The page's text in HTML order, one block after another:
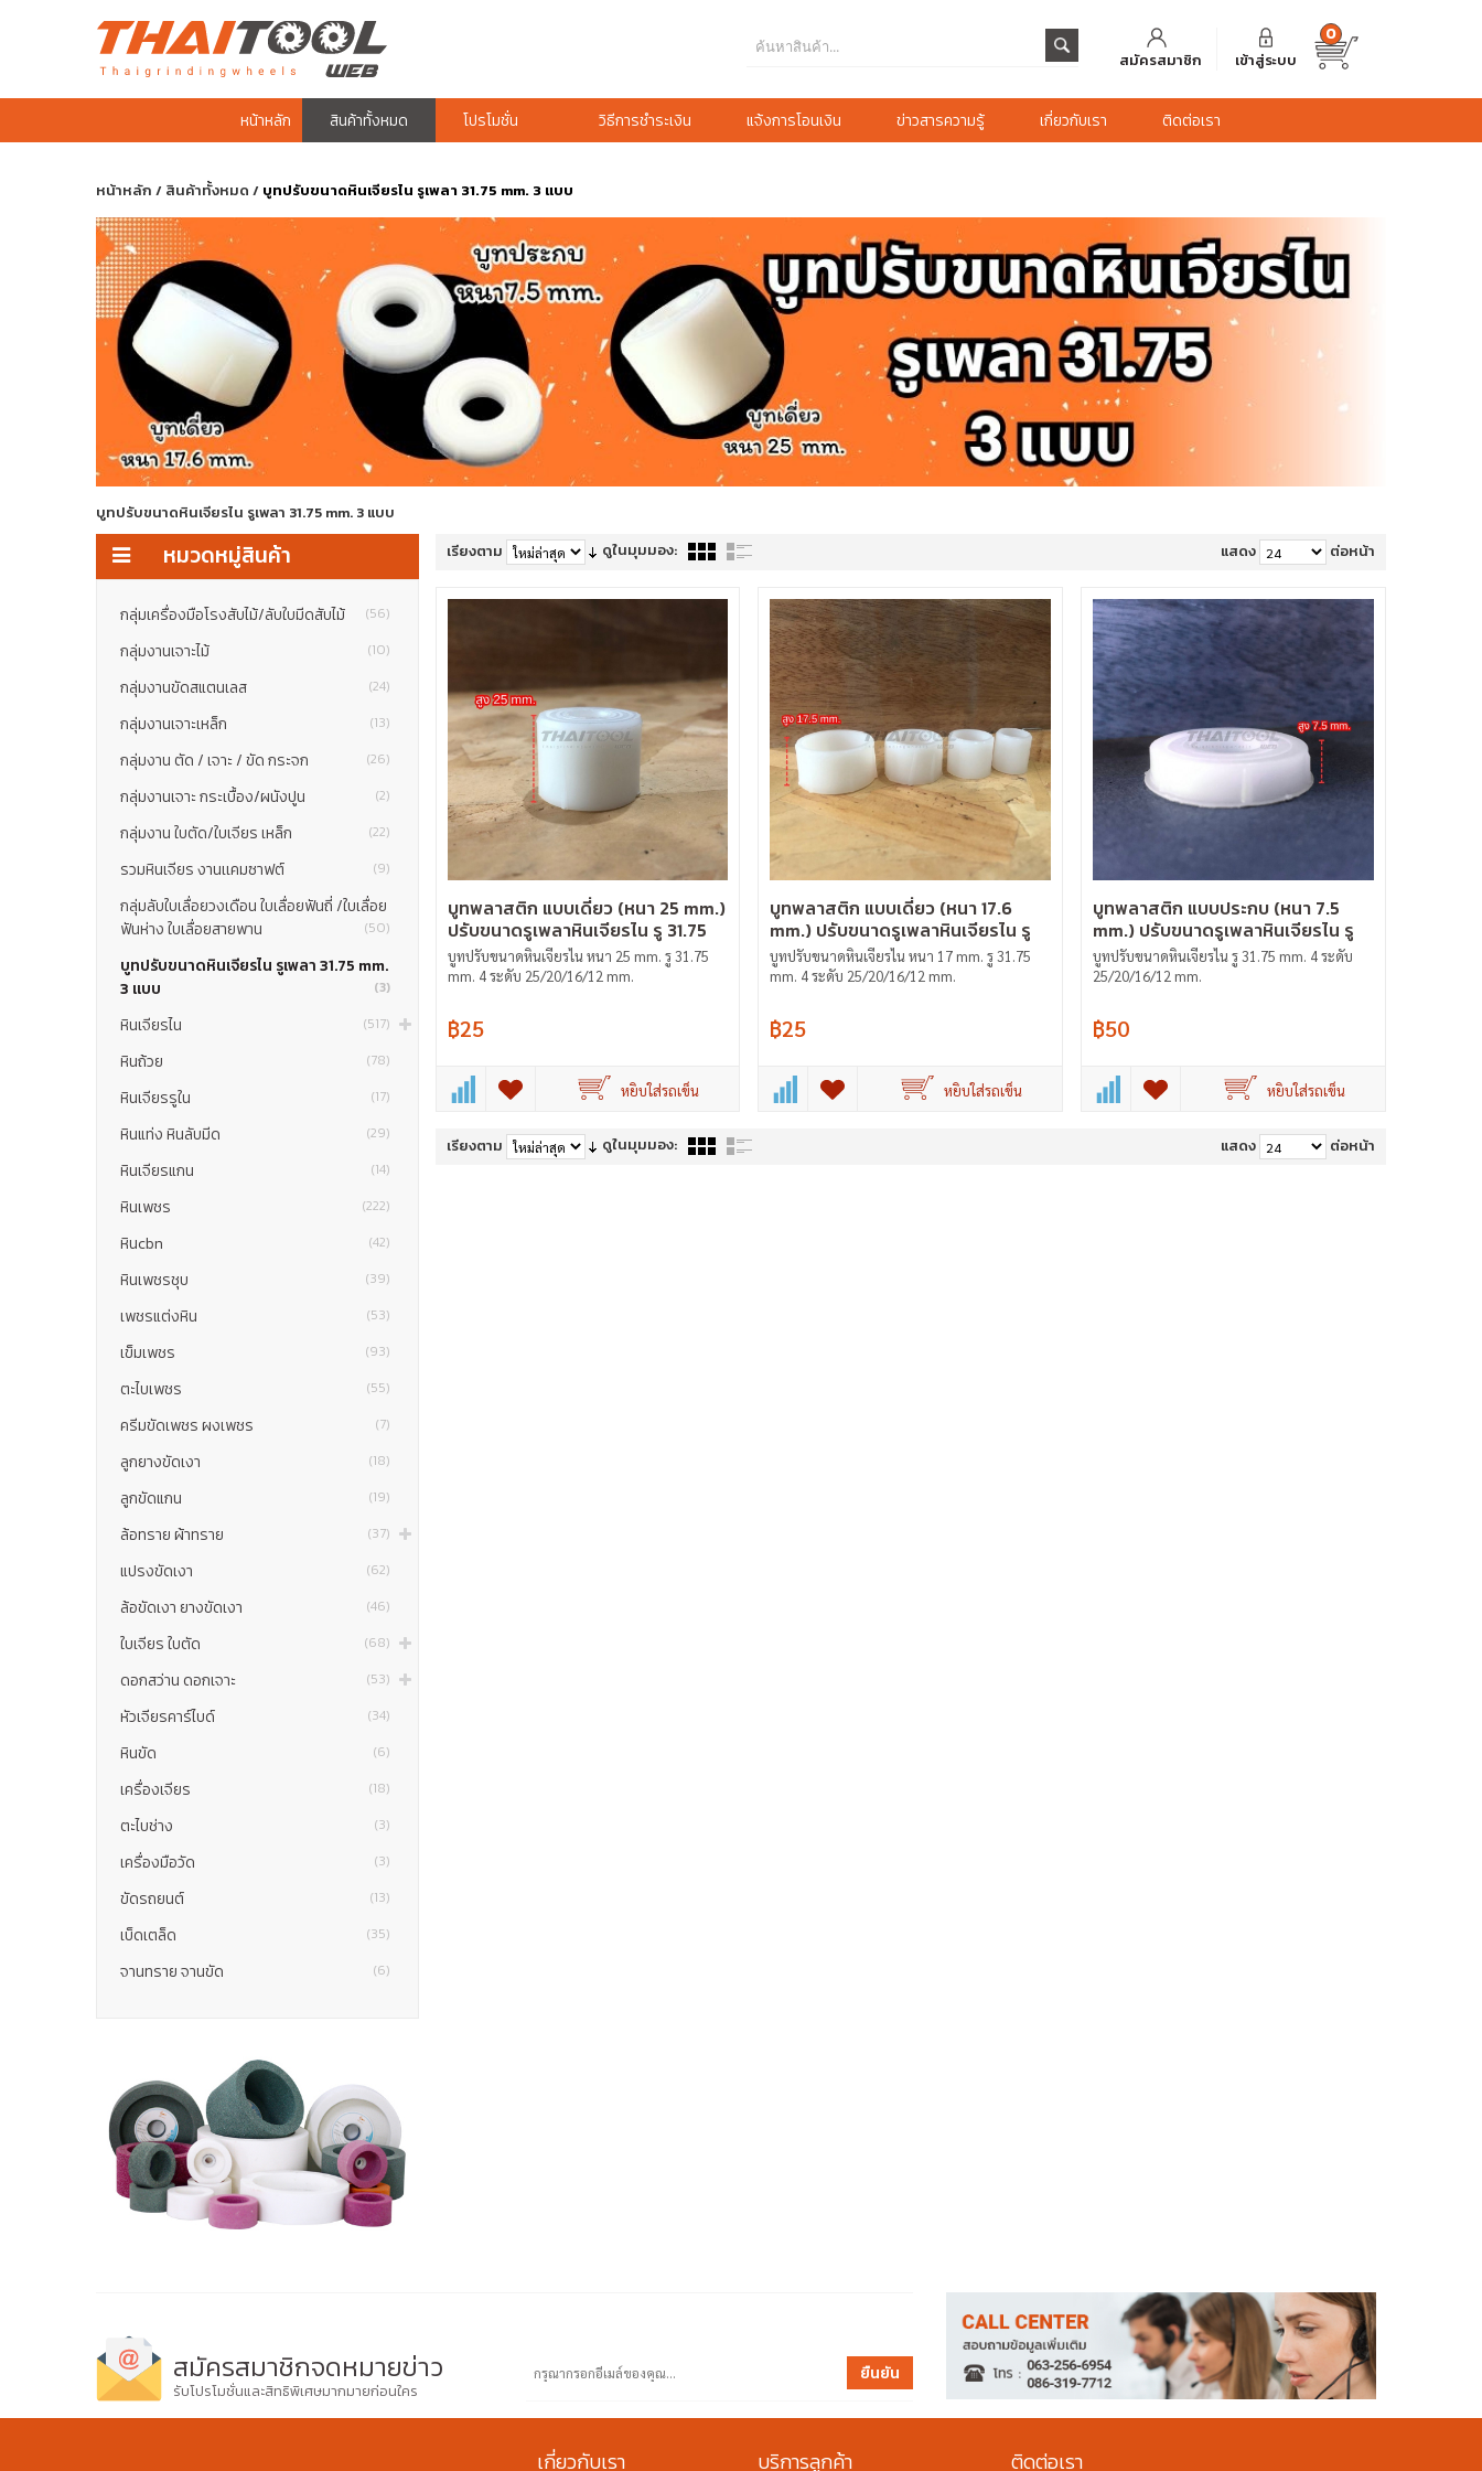
0
สมัครสมาชิก เข้าสู่ระบบ
หน้าหลัก สินค้าทั้งหมด โปรโมชั่น วิธีการชำระเงิน แจ้งการโอนเงิน ข่าวสารความรู้ เกี่ยวกับเรา ติดต่อเรา
หน้าหลัก / สินค้าทั้งหมด / บูทปรับขนาดหินเจียรไน รูเพลา 31.75 mm. 3 แบบ
บูทปรับขนาดหินเจียรไน รูเพลา 31.75 mm. 3 แบบ
หมวดหมู่สินค้า
กลุ่มเครื่องมือโรงสับไม้/ลับใบมีดสับไม้ (56)
กลุ่มงานเจาะไม้ (10)
กลุ่มงานขัดสแตนเลส (24)
กลุ่มงานเจาะเหล็ก (13)
กลุ่มงาน ตัด / เจาะ / ขัด กระจก (26)
กลุ่มงานเจาะ กระเบื้อง/ผนังปูน (2)
กลุ่มงาน ใบตัด/ใบเจียร เหล็ก (22)
รวมหินเจียร งานเเคมซาฟต์ (9)
กลุ่มลับใบเลื่อยวงเดือน ใบเลื่อยฟันถี่ /ใบเลื่อย
ฟันห่าง ใบเลื่อยสายพาน
(50)
บูทปรับขนาดหินเจียรไน รูเพลา 31.75 mm.
3 แบบ
(3)
หินเจียรไน (517)
หินถ้วย (78)
หินเจียรรูใน (17)
หินแท่ง หินลับมีด (29)
หินเจียรแกน (14)
หินเพชร (222)
หินcbn (42)
หินเพชรชุบ (39)
เพชรแต่งหิน (53)
เข็มเพชร (93)
ตะไบเพชร (55)
ครีมขัดเพชร ผงเพชร (7)
ลูกยางขัดเงา (18)
ลูกขัดแกน (19)
ล้อทราย ผ้าทราย (37)
แปรงขัดเงา (62)
ล้อขัดเงา ยางขัดเงา (46)
ใบเจียร ใบตัด (68)
ดอกสว่าน ดอกเจาะ (53)
หัวเจียรคาร์ไบด์ (34)
หินขัด (6)
เครื่องเจียร (18)
ตะไบช่าง (3)
เครื่องมือวัด (3)
ขัดรถยนต์ (13)
เบ็ดเตล็ด (35)
จานทราย จานขัด (6)
เรียงตาม ดูในมุมมอง: แสดง ต่อหน้า
บูทพลาสติก แบบเดี่ยว (หนา 25 mm.)
ปรับขนาดรูเพลาหินเจียรไน รู 31.75
mm.
บูทปรับขนาดหินเจียรไน หนา 25 mm. รู 31.75
mm. 4 ระดับ 25/20/16/12 mm.
฿25
หยิบใส่รถเข็น
บูทพลาสติก แบบเดี่ยว (หนา 17.6
mm.) ปรับขนาดรูเพลาหินเจียรไน รู
31.75 mm.
บูทปรับขนาดหินเจียรไน หนา 17 mm. รู 31.75
mm. 4 ระดับ 25/20/16/12 mm.
฿25
หยิบใส่รถเข็น
บูทพลาสติก แบบประกบ (หนา 7.5
mm.) ปรับขนาดรูเพลาหินเจียรไน รู
31.75 mm.
บูทปรับขนาดหินเจียรไน รู 31.75 mm. 4 ระดับ
25/20/16/12 mm.
฿50
หยิบใส่รถเข็น
เรียงตาม ดูในมุมมอง: แสดง ต่อหน้า
สมัครสมาชิกจดหมายข่าว
รับโปรโมชั่นและสิทธิพิเศษมากมายก่อนใคร
ยืนยัน
เกี่ยวกับเรา บริการลูกค้า ติดต่อเรา